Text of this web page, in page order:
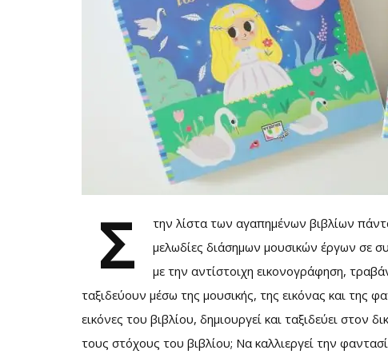
Σ
την λίστα των αγαπημένων βιβλίων
μελωδίες διάσημων μουσικών έργων σε
με την αντίστοιχη εικονογράφηση,
ταξιδεύουν μέσω της μουσικής, της εικόνας και της
εικόνες του βιβλίου, δημιουργεί και ταξιδεύει στον
τους στόχους του βιβλίου; Να καλλιεργεί την